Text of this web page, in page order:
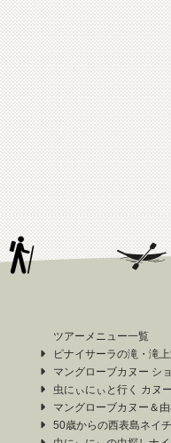
ツアーメニュー一覧
ピナイサーラの滝・滝
マングローブカヌー シ
虫にぃにぃと行く カヌ
マングローブカヌー＆
50歳からの西表島ネイ